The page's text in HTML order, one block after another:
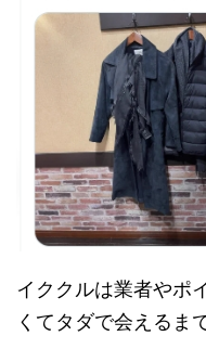
イククルは業者やポ
くてタダで会えるま